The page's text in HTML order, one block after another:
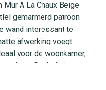
A La Chaux Beige
gemarmerd patroon
wand interessant te
afwerking voegt
voor de woonkamer,
Dankzij de
dit behang moeiteloos